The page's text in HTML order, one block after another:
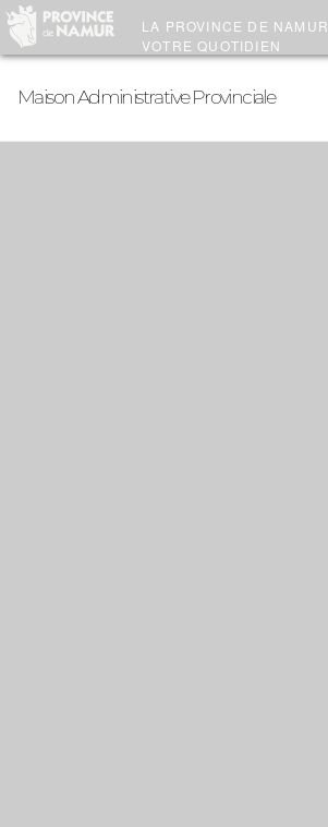
LA PROVINCE DE NAMUR
VOTRE QUOTIDIEN
Maison Administrative Provinciale